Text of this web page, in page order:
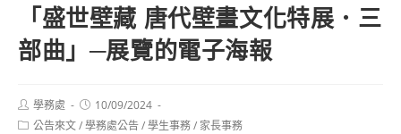
「盛世壁藏 唐代壁畫文化特展．三
部曲」─展覽的電子海報
Post
author:
學務處
Post
published:
10/09/2024
Post公告來文/學務處公告/學生事務/ 家長事務